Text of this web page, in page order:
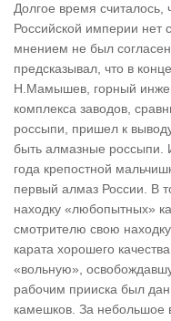
Долгое время считалось,
Российской империи нет
мнением не был
предсказывал, что в
Н.Мамышев, горный
комплекса заводов,
россыпи, пришел к
быть алмазные россыпи.
года крепостной
первый алмаз России. В
находку «любопытных»
смотрителю свою
карата хорошего
«вольную»,
рабочим прииска был
камешков. За